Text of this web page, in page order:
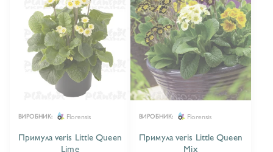
ПРИМУЛА VULGARIS 10
ПРИМУЛА VULGARIS CAIRO F1 15
ПРИМУЛА VULGARIS DELIA F1 1
ПРИМУЛА VULGARIS ECLIPSE F1 7
ВИРОБНИК: Florensis
Примула veris Little Queen
Lime
ВИРОБНИК: Florensis
Примула veris Little Queen
Mix